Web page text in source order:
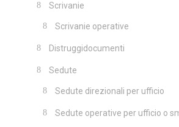
Scrivanie
Scrivanie operative
Distruggidocumenti
Sedute
Sedute direzionali per ufficio
Sedute operative per ufficio o